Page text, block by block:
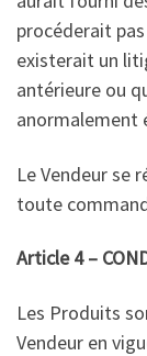
procéderait
existerait un
antérieure ou
anormalement
Le Vendeur se
toute
Article 4 –
Les Produits
Vendeur en